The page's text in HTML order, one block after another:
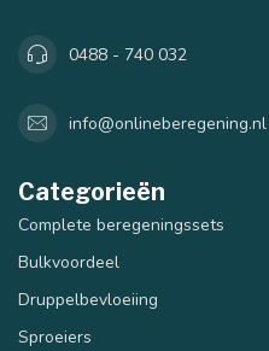
0488 - 740 032
info@onlineberegening.nl
Categorieën
Complete beregeningssets
Bulkvoordeel
Druppelbevloeiing
Sproeiers